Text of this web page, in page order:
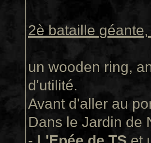
2è bataille
un wooden ring,
d'utilité.
Avant d'aller au
Dans le Jardin de